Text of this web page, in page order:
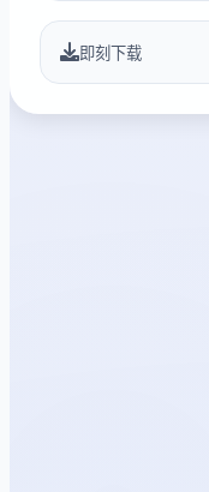
即刻下载